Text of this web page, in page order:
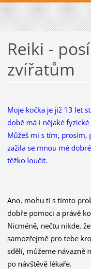
Reiki -
zvířatům
Moje kočka je již 13 let
době má i nějaké
Můžeš mi s tím, prosím,
zažila se mnou mé
těžko loučit.
Ano, mohu ti s tímto
dobře pomoci a právě
Nicméně, nečtu nikde,
samozřejmě pro tebe
sdělí, můžeme návazně
po návštěvě lékaře.